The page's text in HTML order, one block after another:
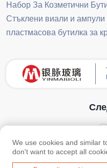
Набор За Козметични
Стъклени виали и ампули
пластмасова бутилка за
Всички права запазени. ©
Политика за
We use cookies and similar
don't want to accept all